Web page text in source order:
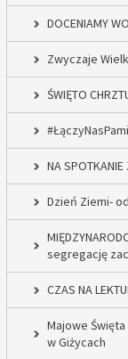
DOCENIAMY
Zwyczaje
ŚWIĘTO
NA SPOTKANIE
Dzień Ziemi-
segregację
CZAS NA
Majowe
w Giżycach